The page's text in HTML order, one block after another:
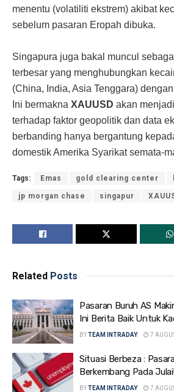
menentu (volatiliti ekstrem) akibat
sebelum pasaran Eropah dibuka.
Singapura juga bakal muncul
terbesar yang menghubungkan
(China, India, Asia Tenggara)
Ini bermakna XAUUSD akan
terhadap faktor geopolitik dan data
berbanding hanya bergantung
domestik Amerika Syarikat semata-
Tags: Emas gold clearing center
jp morgan chase singapur
Related Posts
Pasaran Buruh AS
Ini Berita Baik Untuk
BYTEAM INTRADAY 7
Situasi Berbeza :
Berkembang Pada
BYTEAM INTRADAY 7